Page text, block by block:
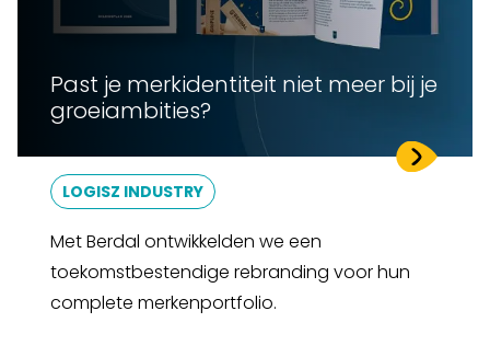
Past je merkidentiteit niet meer bij je
groeiambities?
LOGISZ INDUSTRY
Met Berdal ontwikkelden we een
toekomstbestendige rebranding voor hun
complete merkenportfolio.